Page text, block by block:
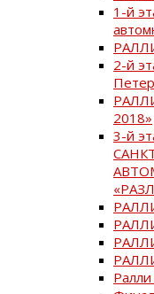
1-й
2-й
2018»
3-й